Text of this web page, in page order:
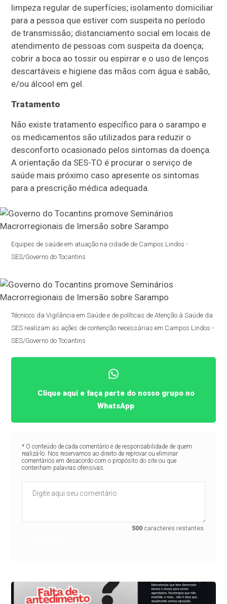
limpeza regular de superfícies; isolamento domiciliar
para a pessoa que estiver com suspeita no período
de transmissão; distanciamento social em locais de
atendimento de pessoas com suspeita da doença;
cobrir a boca ao tossir ou espirrar e o uso de lenços
descartáveis e higiene das mãos com água e sabão,
e/ou álcool em gel.
Tratamento
Não existe tratamento específico para o sarampo e
os medicamentos são utilizados para reduzir o
desconforto ocasionado pelos sintomas da doença.
A orientação da SES-TO é procurar o serviço de
saúde mais próximo caso apresente os sintomas
para a prescrição médica adequada.
Equipes de saúde em atuação na cidade de Campos Lindos -
SES/Governo do Tocantins
Técnicos da Vigilância em Saúde e de políticas de Atenção à Saúde da
SES realizam as ações de contenção necessárias em Campos Lindos -
SES/Governo do Tocantins
Clique aqui e faça parte do nosso grupo no
WhatsApp
* O conteúdo de cada comentário é de responsabilidade de quem
realizá-lo. Nos reservamos ao direito de reprovar ou eliminar
comentários em desacordo com o propósito do site ou que
contenham palavras ofensivas.
500 caracteres restantes.